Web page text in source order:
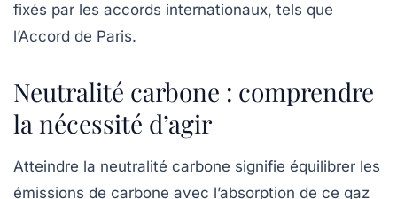
fixés par les accords internationaux, tels que
l’Accord de Paris.
Neutralité carbone : comprendre
la nécessité d’agir
Atteindre la neutralité carbone signifie équilibrer les
émissions de carbone avec l’absorption de ce gaz